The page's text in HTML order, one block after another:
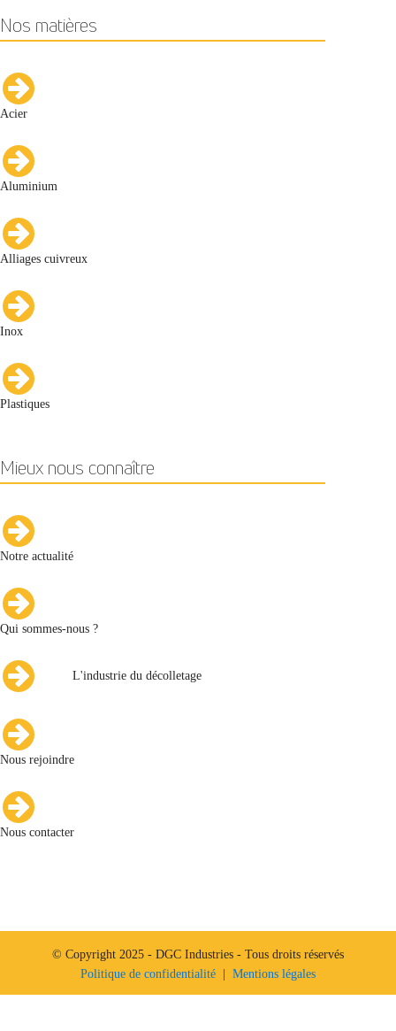
Nos matières
Acier
Aluminium
Alliages cuivreux
Inox
Plastiques
Mieux nous connaître
Notre actualité
Qui sommes-nous ?
L'industrie du décolletage
Nous rejoindre
Nous contacter
© Copyright 2025 - DGC Industries - Tous droits réservés
Politique de confidentialité
Mentions légales